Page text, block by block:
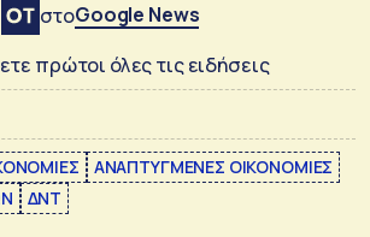
στοGoogle News
πρώτοι όλες τις ειδήσεις
ΑΝΑΠΤΥΓΜΕΝΕΣ ΟΙΚΟΝΟΜΙΕΣ
ΔΝΤ